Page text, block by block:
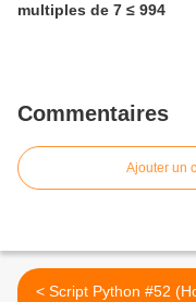
multiples de 7 ≤ 994
Commentaires
Ajouter un
< Script Python #52 (Hors-